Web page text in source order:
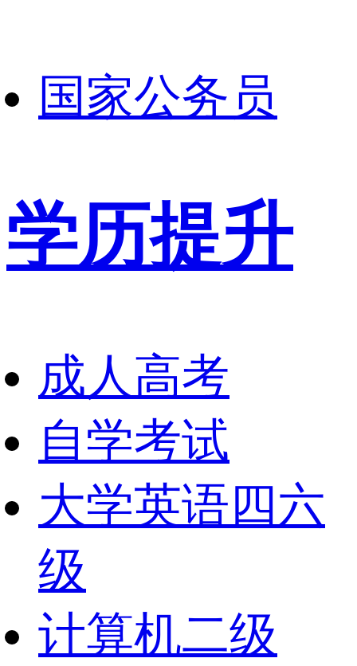
国家公务员
学历提升
成人高考
自学考试
大学英语四六
级
计算机二级